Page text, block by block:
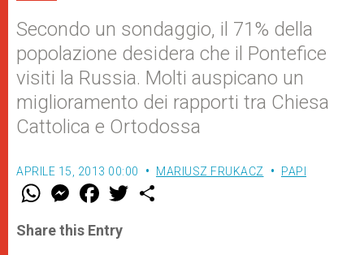
Secondo un sondaggio, il 71% della
popolazione desidera che il Pontefice
visiti la Russia. Molti auspicano un
miglioramento dei rapporti tra Chiesa
Cattolica e Ortodossa
APRILE 15, 2013 00:00 MARIUSZ FRUKACZ PAPI
W
t
s
M
e
s
e
F
a
e
b
w
Share this Entry